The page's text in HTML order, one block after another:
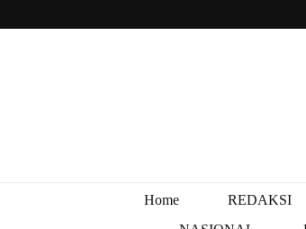
Home REDAKSI